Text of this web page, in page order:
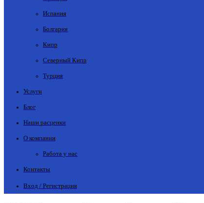
Испания
Болгария
Кипр
Северный Кипр
Турция
Услуги
Блог
Наши расценки
О компании
Работа у нас
Контакты
Вход / Регистрация